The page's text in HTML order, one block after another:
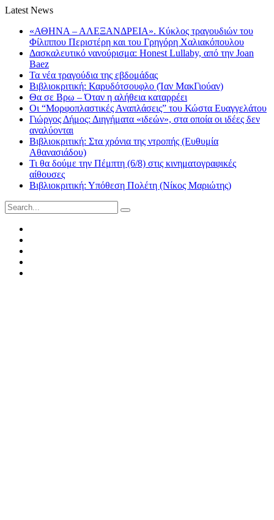
Latest News
«ΑΘΗΝΑ – ΑΛΕΞΑΝΔΡΕΙΑ». Κύκλος τραγουδιών του
Φίλιππου Περιστέρη και του Γρηγόρη Χαλιακόπουλου
Δασκαλευτικό νανούρισμα: Honest Lullaby, από την Joan
Baez
Τα νέα τραγούδια της εβδομάδας
Βιβλιοκριτική: Καρυδότσουφλο (Ίαν ΜακΓιούαν)
Θα σε Βρω – Όταν η αλήθεια καταρρέει
Οι “Μορφοπλαστικές Αναπλάσεις” του Κώστα Ευαγγελάτου
Γιώργος Δήμος: Διηγήματα «ιδεών», στα οποία οι ιδέες δεν
αναλύονται
Βιβλιοκριτική: Στα χρόνια της ντροπής (Ευθυμία
Αθανασιάδου)
Τι θα δούμε την Πέμπτη (6/8) στις κινηματογραφικές
αίθουσες
Βιβλιοκριτική: Υπόθεση Πολέτη (Νίκος Μαριώτης)
Search
for: